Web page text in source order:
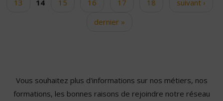
13
14 15 16 17 18
suivant ›
dernier »
Vous souhaitez plus d'informations sur nos métiers, nos
formations, les bonnes raisons de rejoindre notre réseau